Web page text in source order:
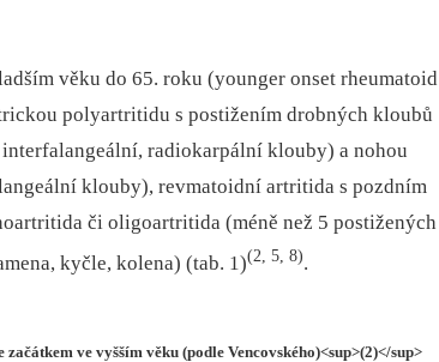
věku do 65. roku (younger onset rheumatoid
polyartritidu s postižením drobných kloubů
radiokarpální klouby) a nohou
klouby), revmatoidní artritida s pozdním
či oligoartritida (méně než 5 postižených
kyčle, kolena) (tab. 1)(2, 5, 8).
ve vyšším věku (podle Vencovského)<sup>(2)</sup>